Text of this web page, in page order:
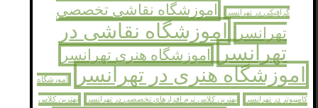
گرافیکی در تهرانسر
اموزشگاه نقاشی تخصصی
تهرانسر
اموزشگاه نقاشی در
تهرانسر
اموزشگاه هنری تهرانسر
اموزشگاه هنری در تهرانسر اموزشگاه
کامپیوتر در تهرانسر بهترین کلاس نرم افزارهای تخصصی در تهرانسر بهترین کلاس